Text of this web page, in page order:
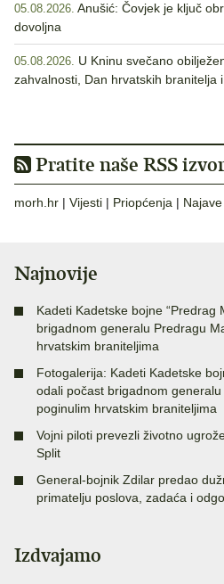
05.08.2026. Anušić: Čovjek je ključ
dovoljna
05.08.2026. U Kninu svečano
zahvalnosti, Dan hrvatskih branitelja
Pratite naše RSS
morh.hr | Vijesti | Priopćenja | Najave
Najnovije
Kadeti Kadetske bojne “Predrag
brigadnom generalu Predragu
hrvatskim braniteljima
Fotogalerija: Kadeti Kadetske
odali počast brigadnom
poginulim hrvatskim braniteljima
Vojni piloti prevezli životno
Split
General-bojnik Zdilar predao
primatelju poslova, zadaća i
Izdvajamo